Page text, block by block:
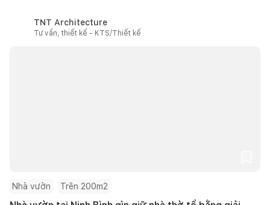
TNT Architecture
Tư vấn, thiết kế - KTS/Thiết kế
Nhà vườn Trên 200m2